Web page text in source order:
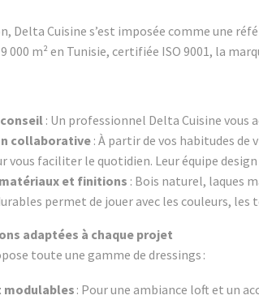
Delta Cuisine s’est imposée comme une
000 m² en Tunisie, certifiée ISO 9001, la
: Un professionnel Delta Cuisine vous
collaborative : À partir de vos habitudes de
vous faciliter le quotidien. Leur équipe
et finitions : Bois naturel, laques
permet de jouer avec les couleurs,
adaptées à chaque projet
toute une gamme de dressings :
modulables : Pour une ambiance loft et un